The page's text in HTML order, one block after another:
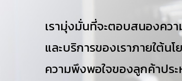
เรามุ่งมั่นที่จะตอบสนองคว
และบริการของเราภายใต้น
ความพึงพอใจของลูกค้าประ